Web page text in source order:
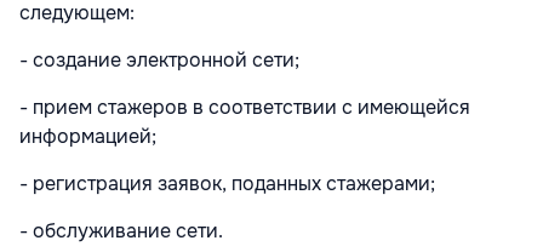
следующем:
- создание электронной сети;
- прием стажеров в соответствии с имеющейся
информацией;
- регистрация заявок, поданных стажерами;
- обслуживание сети.